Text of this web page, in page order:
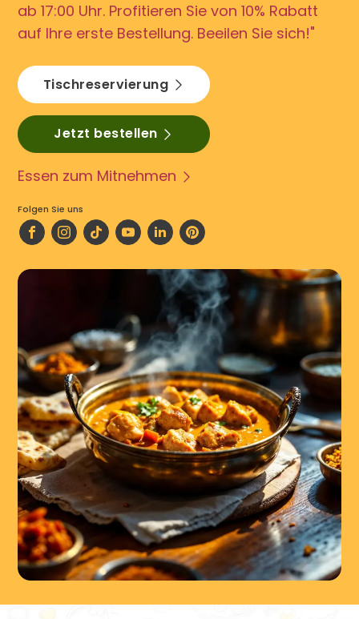
ab 17:00 Uhr. Profitieren Sie von 10% Rabatt
auf Ihre erste Bestellung. Beeilen Sie sich!"
Tischreservierung
Jetzt bestellen
Essen zum Mitnehmen
Folgen Sie uns